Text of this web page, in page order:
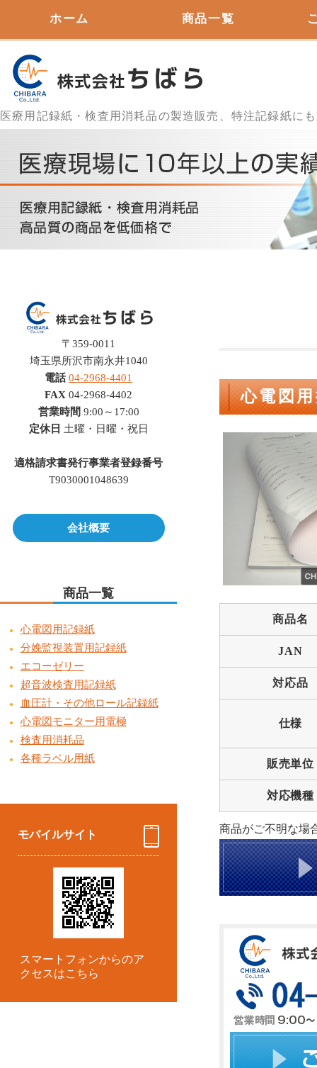
医療用記録紙・検査用消耗品の製造販売、特注記録紙に
ホーム 商品一覧
心電図
商品名
JAN
対応品
仕様
販売単位
対応機種
商品がご不明な場
〒359-0011
埼玉県所沢市南永井1040
電話 04-2968-4401
FAX 04-2968-4402
営業時間 9:00～17:00
定休日 土曜・日曜・祝日
適格請求書発行事業者登録番号
T9030001048639
会社概要
商品一覧
心電図用記録紙
分娩監視装置用記録紙
エコーゼリー
超音波検査用記録紙
血圧計・その他ロール記録紙
心電図モニター用電極
検査用消耗品
各種ラベル用紙
モバイルサイト
スマートフォンからのア
クセスはこちら